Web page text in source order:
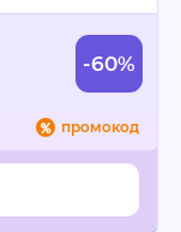
-60%
промокод